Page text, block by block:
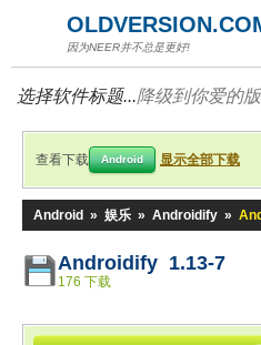
因为NEER并不总是更好!
选择软件标题...降级到你爱的
查看下载 Android 显示全部下载
Android » 娱乐 » Androidify »
Androidify 1.13-7
176 下载